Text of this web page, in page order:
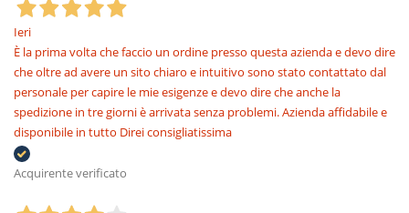
Ieri
È la prima volta che faccio un ordine presso questa azienda e devo dire
che oltre ad avere un sito chiaro e intuitivo sono stato contattato dal
personale per capire le mie esigenze e devo dire che anche la
spedizione in tre giorni è arrivata senza problemi. Azienda affidabile e
disponibile in tutto Direi consigliatissima
Acquirente verificato